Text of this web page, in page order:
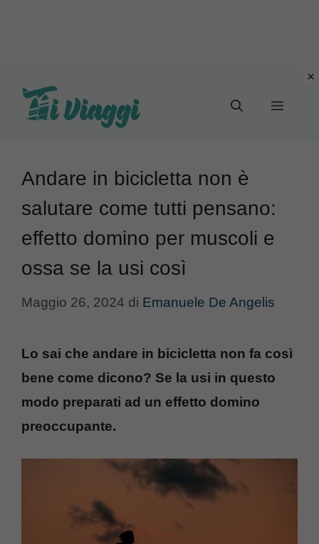
Menu
Andare in bicicletta non è
salutare come tutti pensano:
effetto domino per muscoli e
ossa se la usi così
Maggio 26, 2024 di Emanuele De Angelis
Lo sai che andare in bicicletta non fa così
bene come dicono? Se la usi in questo
modo preparati ad un effetto domino
preoccupante.